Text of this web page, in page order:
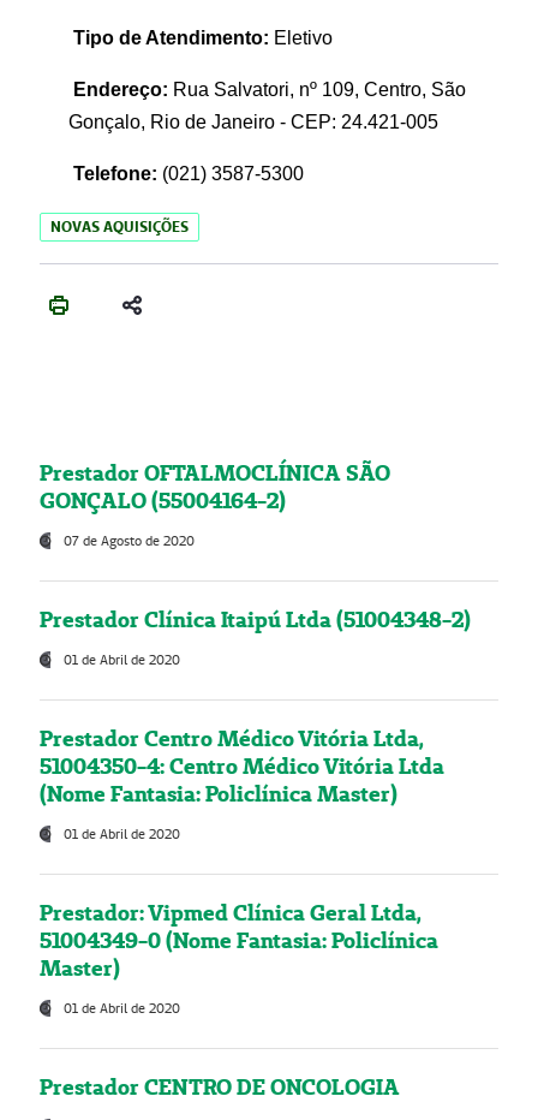
Tipo de Atendimento: Eletivo
Endereço: Rua Salvatori, nº 109, Centro, São
Gonçalo, Rio de Janeiro - CEP: 24.421-005
Telefone: (021) 3587-5300
NOVAS AQUISIÇÕES
Prestador OFTALMOCLÍNICA SÃO
GONÇALO (55004164-2)
07 de Agosto de 2020
Prestador Clínica Itaipú Ltda (51004348-2)
01 de Abril de 2020
Prestador Centro Médico Vitória Ltda,
51004350-4: Centro Médico Vitória Ltda
(Nome Fantasia: Policlínica Master)
01 de Abril de 2020
Prestador: Vipmed Clínica Geral Ltda,
51004349-0 (Nome Fantasia: Policlínica
Master)
01 de Abril de 2020
Prestador CENTRO DE ONCOLOGIA